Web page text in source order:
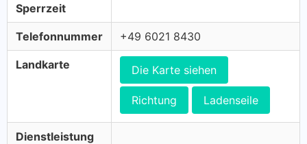
Sperrzeit
Telefonnummer +49 6021 8430
Landkarte Die Karte siehen
Richtung Ladenseile
Dienstleistung